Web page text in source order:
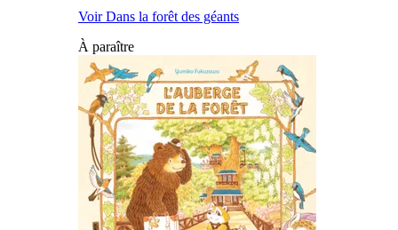
Voir Dans la forêt des géants
À paraître